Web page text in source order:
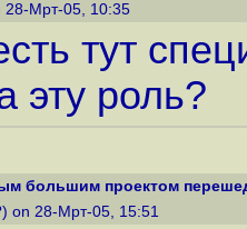
28-Мрт-05, 10:35
тут
эту роль?
большим проектом
on 28-Мрт-05, 15:51